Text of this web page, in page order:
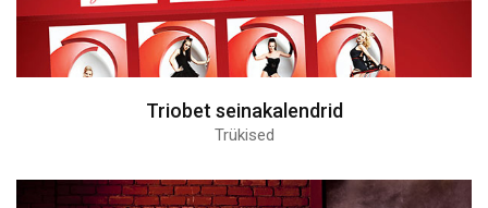
Triobet seinakalendrid
Trükised